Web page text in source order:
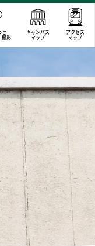
せ
撮影
キャンパス
マップ
アクセス
マップ